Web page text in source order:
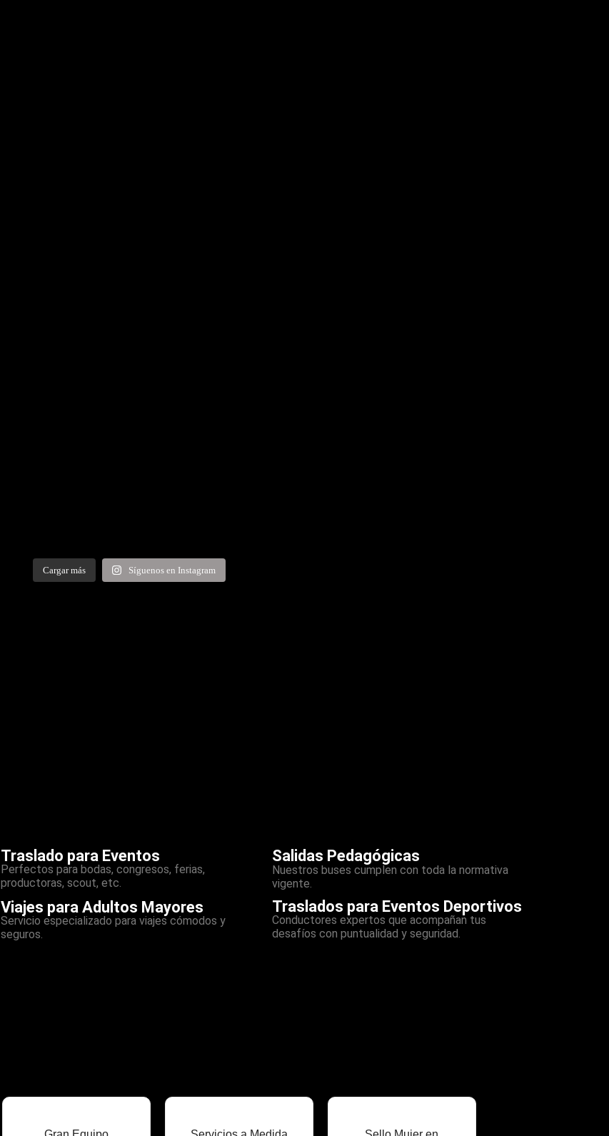
Cargar más Síguenos en Instagram
Traslado para Eventos
Perfectos para bodas, congresos, ferias,
productoras, scout, etc.
Salidas Pedagógicas
Nuestros buses cumplen con toda la normativa
vigente.
Viajes para Adultos Mayores
Servicio especializado para viajes cómodos y
seguros.
Traslados para Eventos Deportivos
Conductores expertos que acompañan tus
desafíos con puntualidad y seguridad.